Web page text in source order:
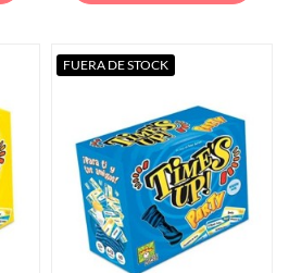
FUERA DE STOCK